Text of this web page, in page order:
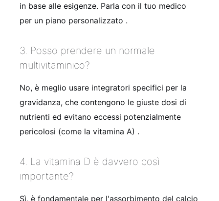
in base alle esigenze. Parla con il tuo medico
per un piano personalizzato .
3. Posso prendere un normale
multivitaminico?
No, è meglio usare integratori specifici per la
gravidanza, che contengono le giuste dosi di
nutrienti ed evitano eccessi potenzialmente
pericolosi (come la vitamina A) .
4. La vitamina D è davvero così
importante?
Sì, è fondamentale per l'assorbimento del calcio